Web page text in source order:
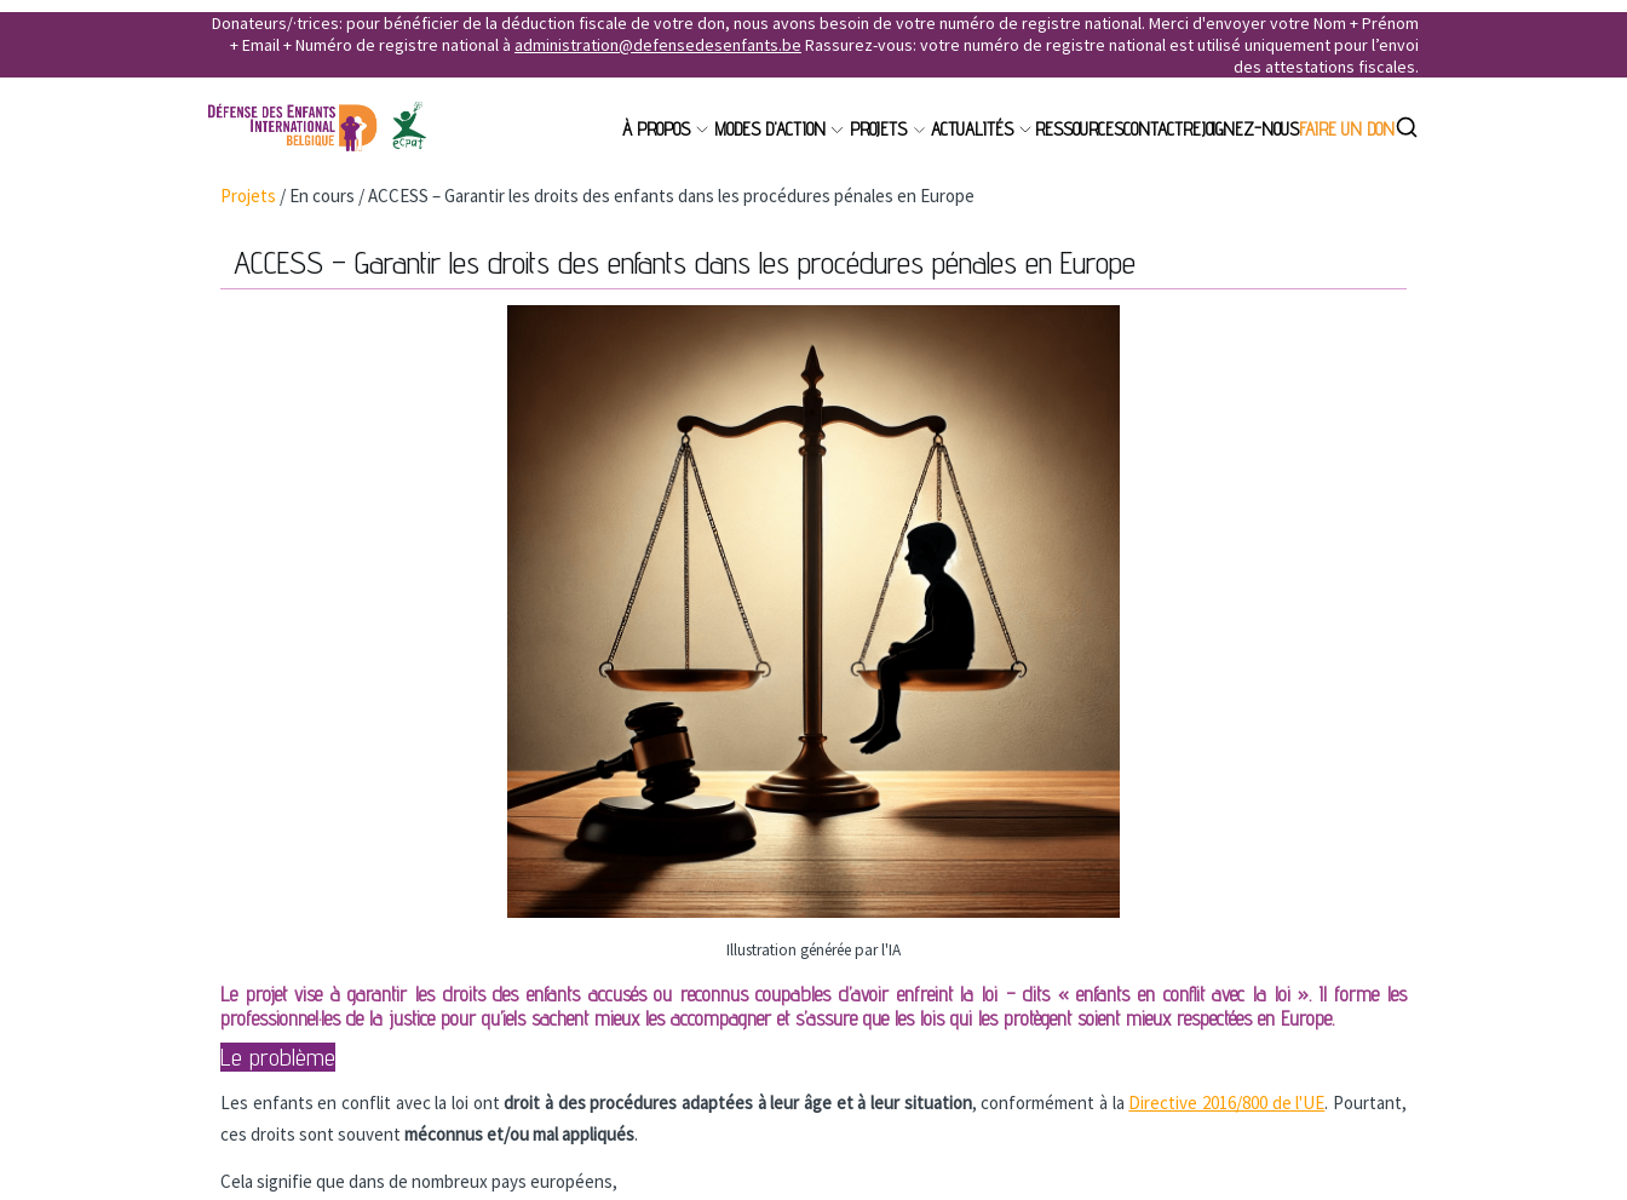
Donateurs/·trices: pour bénéficier de la déduction fiscale de votre don, nous avons besoin de votre numéro de registre national. Merci d'envoyer votre Nom + Prénom
+ Email + Numéro de registre national à administration@defensedesenfants.be Rassurez-vous: votre numéro de registre national est utilisé uniquement pour l’envoi
des attestations fiscales.
À PROPOS MODES D'ACTION PROJETS ACTUALITÉS RESSOURCESCONTACTREJOIGNEZ-NOUSFAIRE UN DON
Projets / En cours /ACCESS – Garantir les droits des enfants dans les procédures pénales en Europe
ACCESS – Garantir les droits des enfants dans les procédures pénales en Europe
Illustration générée par l'IA
Le projet vise à garantir les droits des enfants accusés ou reconnus coupables d’avoir enfreint la loi – dits « enfants en conflit avec la loi ». Il forme les
professionnel·les de la justice pour qu’iels sachent mieux les accompagner et s’assure que les lois qui les protègent soient mieux respectées en Europe.
Le problème
Les enfants en conflit avec la loi ontdroit à des procédures adaptées à leur âge et à leur situation, conformément à la Directive 2016/800 de l'UE. Pourtant,
ces droits sont souvent méconnus et/ou mal appliqués.
Cela signifie que dans de nombreux pays européens,